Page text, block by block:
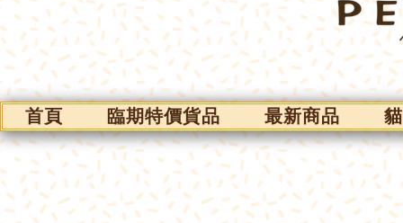
首頁 臨期特價貨品 最新商品